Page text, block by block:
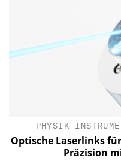
PHYSIK
Optische Laserlinks
Präzision